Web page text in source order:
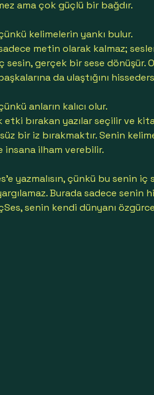
ama çok güçlü bir bağdır.
çünkü kelimelerin yankı bulur.
sadece metin olarak kalmaz;
gerçek bir sese dönüşür.
da ulaştığını
anların kalıcı olur.
bırakan yazılar seçilir ve
bir iz bırakmaktır. Senin
insana ilham verebilir.
yazmalısın, çünkü bu senin iç
Burada sadece senin
senin kendi dünyanı